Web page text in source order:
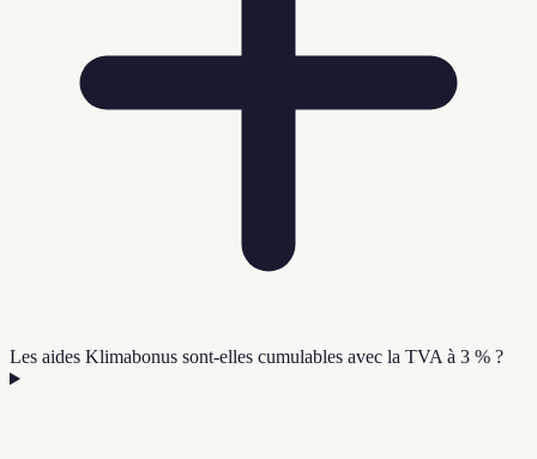
Les aides Klimabonus sont-elles cumulables avec la TVA à 3 % ?